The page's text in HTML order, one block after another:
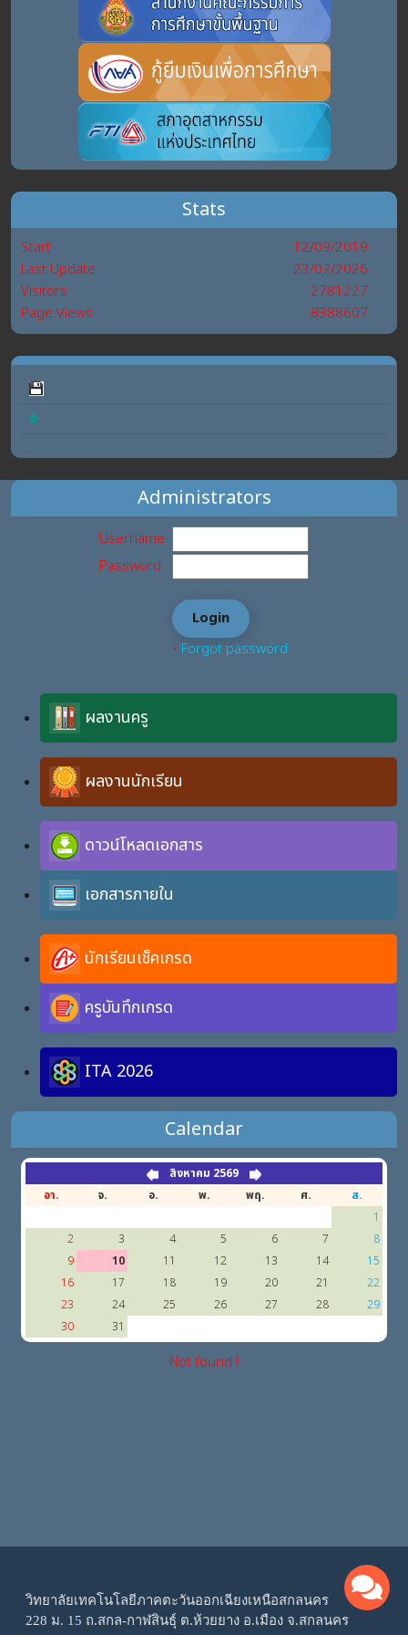
Stats
Start
12/09/2019
Last Update
23/07/2026
Visitors
2781227
Page Views
8388607
Administrators
Username
Password
• Forgot password
ผลงานครู
ผลงานนักเรียน
ดาวน์โหลดเอกสาร
เอกสารภายใน
นักเรียนเช็คเกรด
ครูบันทึกเกรด
ITA 2026
Calendar
สิงหาคม 2569
อา.
จ. อ. พ. พฤ. ศ.
ส.
1
2
3 4 5 6 7
8
9
10 11 12 13 14
15
16
17 18 19 20 21
22
23
24 25 26 27 28
29
30
31
Not found !
วิทยาลัยเทคโนโลยีภาคตะวันออกเฉียงเหนือสกลนคร
228 ม. 15 ถ.สกล-กาฬสินธุ์ ต.ห้วยยาง อ.เมือง จ.สกลนคร